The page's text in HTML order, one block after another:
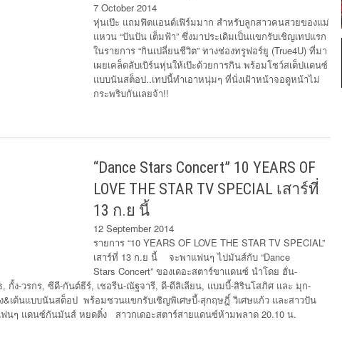
7 October 2014
หุ่นเป๊ะ แถมฟิตแอนด์เฟิร์มมาก สำหรับลูกสาวคนสวยของแม่
แหวน “ปันปัน เต็มฟ้า” ซึ่งมาประเดิมเป็นแขกรับเชิญเทปแรก
ในรายการ “กินเปลี่ยนชีวิต” ทางช่องทรูฟอร์ยู (True4U) ที่มา
เผยเคล็ดลับเบิร์นหุ่นให้เป๊ะด้วยการกิน พร้อมโชว์สเต็ปแดนซ์
แบบนันสต็อป..เทปนี้ทำเอาหนุ่มๆ ที่นั่งเฝ้าหน้าจอดูหน้าไม่
กระพริบกันเลยจ้า!!
“Dance Stars Concert” 10 YEARS OF
LOVE THE STAR TV SPECIAL เสาร์ที่
13 ก.ย นี้
12 September 2014
รายการ “10 YEARS OF LOVE THE STAR TV SPECIAL”
เสาร์ที่ 13 ก.ย นี้ จะพาแฟนๆ ไปมันส์กับ “Dance
Stars Concert” ของเดอะสตาร์ขาแดนซ์ นำโดย ฮั่น-
กั้ง-วรกร, ซีดี-กันต์ธีร์, เชอรีน-ณัฐจารี, ดี-ดีลิเลียน, แบมบี้-สิรินโสภิศ และ มุก-
เต้นแบบนันสต็อป พร้อมชวนแขกรับเชิญพิเศษบี้-สุกฤษฎิ์ วิเศษแก้ว และสาวปัน
ฟนๆ แดนซ์กันมันส์ หยดติ๋ง สาวกเดอะสตาร์สายแดนซ์ห้ามพลาด 20.10 น.